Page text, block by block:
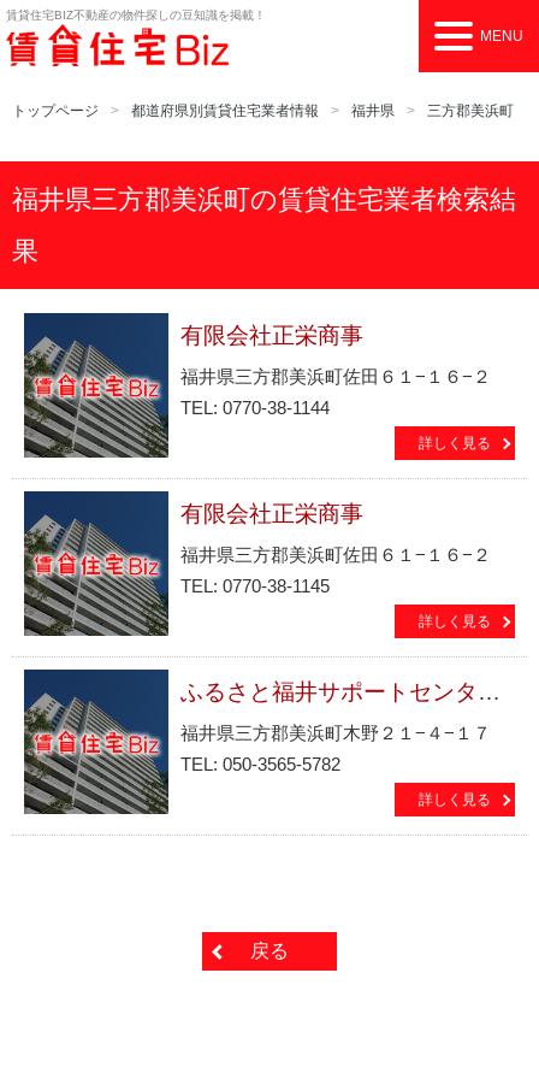
賃貸住宅BIZ不動産の物件探しの豆知識を掲載！
MENU
トップページ 都道府県別賃貸住宅業者情報 福井県 三方郡美浜町
福井県三方郡美浜町の賃貸住宅業者検索結
果
有限会社正栄商事
福井県三方郡美浜町佐田６１−１６−２
TEL: 0770-38-1144
詳しく見る
有限会社正栄商事
福井県三方郡美浜町佐田６１−１６−２
TEL: 0770-38-1145
詳しく見る
ふるさと福井サポートセンター（ＮＰＯ法人）
福井県三方郡美浜町木野２１−４−１７
TEL: 050-3565-5782
詳しく見る
戻る